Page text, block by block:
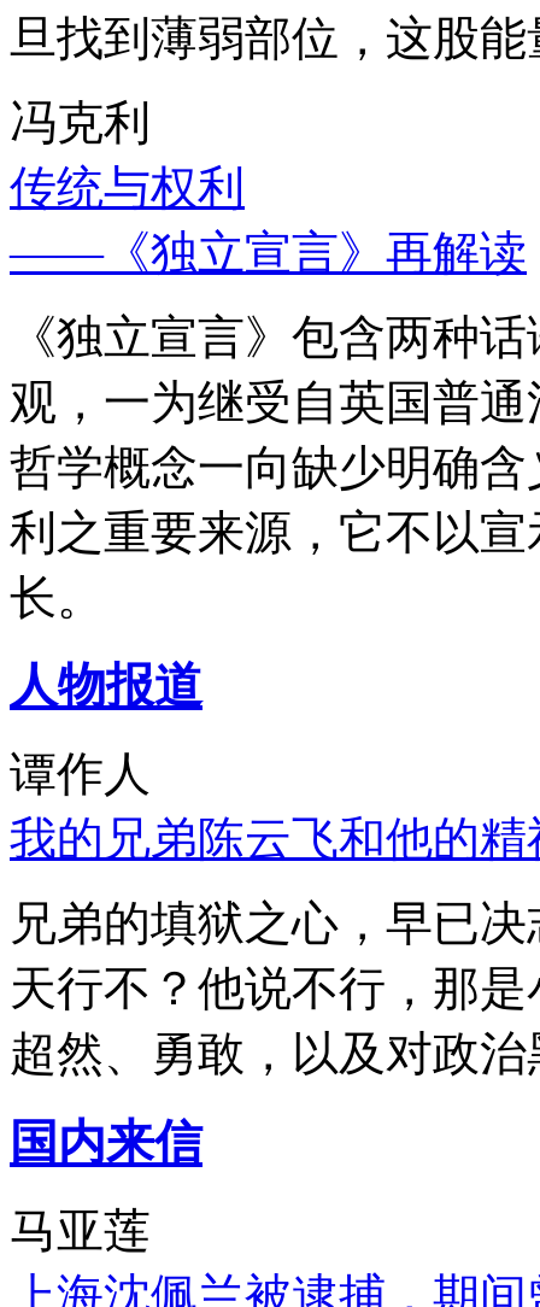
旦找到薄弱部位，这股
冯克利
传统与权利
——《独立宣言》再解读
《独立宣言》包含两种
观，一为继受自英国普
哲学概念一向缺少明确
利之重要来源，它不以
长。
人物报道
谭作人
我的兄弟陈云飞和他的
兄弟的填狱之心，早已
天行不？他说不行，那
超然、勇敢，以及对政
国内来信
马亚莲
上海沈佩兰被逮捕，期